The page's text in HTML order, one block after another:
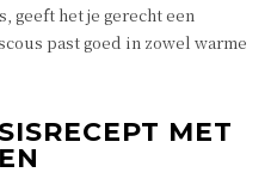
geeft het je gerecht een
past goed in zowel warme
MET